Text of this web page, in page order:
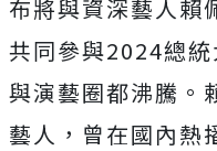
布將與資深藝人賴
共同參與2024總
與演藝圈都沸騰。
藝人，曾在國內熱